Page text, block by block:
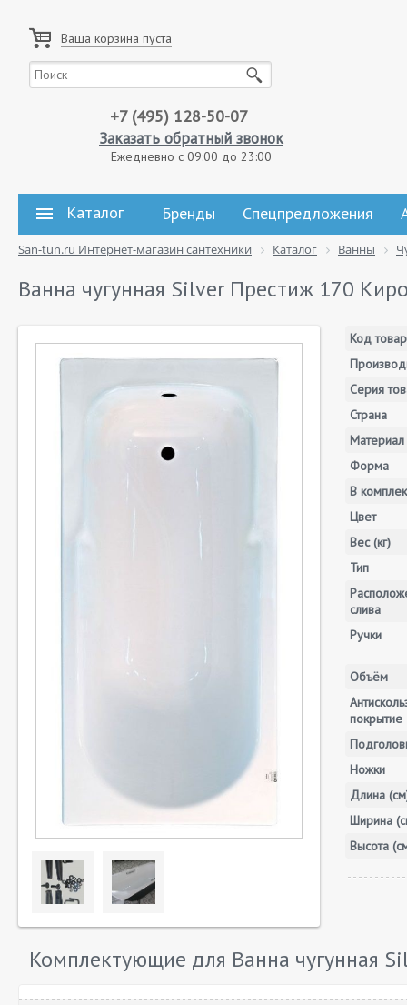
Ваша корзина пуста
+7 (495) 128-50-07
Заказать обратный звонок
Ежедневно с 09:00 до 23:00
Каталог Бренды Спецпредложения
San-tun.ru Интернет-магазин сантехники Каталог Ванны
Ванна чугунная Silver Престиж 170
Код
Серия
Страна
Материал
Форма
В
Цвет
Вес (кг)
Тип
слива
Ручки
Объём
покрытие
Ножки
Длина
Ширина
Высота
Комплектующие для Ванна чугунная